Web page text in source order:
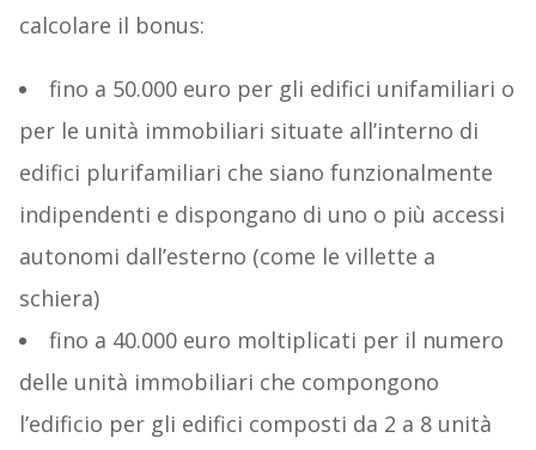
calcolare il bonus:
fino a 50.000 euro per gli edifici unifamiliari o
per le unità immobiliari situate all’interno di
edifici plurifamiliari che siano funzionalmente
indipendenti e dispongano di uno o più accessi
autonomi dall’esterno (come le villette a
schiera)
fino a 40.000 euro moltiplicati per il numero
delle unità immobiliari che compongono
l’edificio per gli edifici composti da 2 a 8 unità